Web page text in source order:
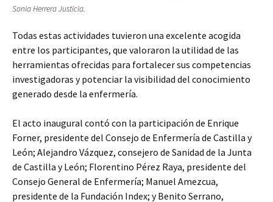
Sonia Herrera Justicia.
Todas estas actividades tuvieron una excelente acogida
entre los participantes, que valoraron la utilidad de las
herramientas ofrecidas para fortalecer sus competencias
investigadoras y potenciar la visibilidad del conocimiento
generado desde la enfermería.
El acto inaugural contó con la participación de Enrique
Forner, presidente del Consejo de Enfermería de Castilla y
León; Alejandro Vázquez, consejero de Sanidad de la Junta
de Castilla y León; Florentino Pérez Raya, presidente del
Consejo General de Enfermería; Manuel Amezcua,
presidente de la Fundación Index; y Benito Serrano,